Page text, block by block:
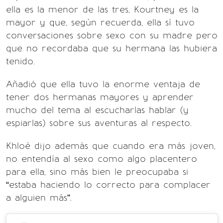
ella es la menor de las tres, Kourtney es la
mayor y que, según recuerda, ella sí tuvo
conversaciones sobre sexo con su madre pero
que no recordaba que su hermana las hubiera
tenido.
Añadió que ella tuvo la enorme ventaja de
tener dos hermanas mayores y aprender
mucho del tema al escucharlas hablar (y
espiarlas) sobre sus aventuras al respecto.
Khloé dijo además que cuando era más joven,
no entendía al sexo como algo placentero
para ella, sino más bien le preocupaba si
“estaba haciendo lo correcto para complacer
a alguien más”.